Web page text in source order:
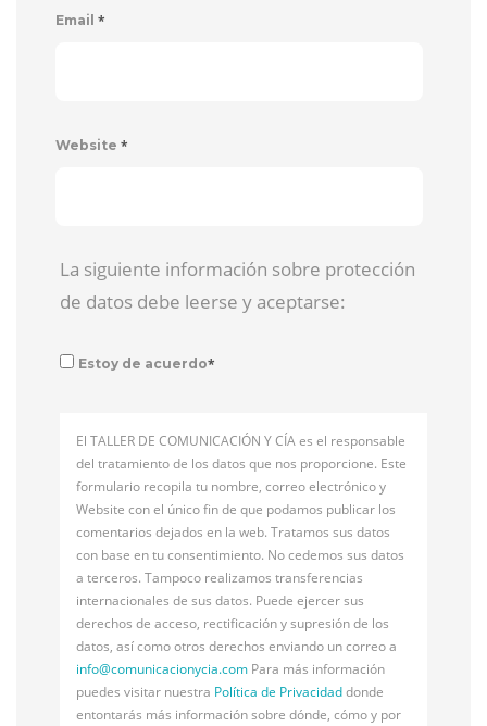
Email *
Website *
La siguiente información sobre protección
de datos debe leerse y aceptarse:
Estoy de acuerdo*
El TALLER DE COMUNICACIÓN Y CÍA es el responsable
del tratamiento de los datos que nos proporcione. Este
formulario recopila tu nombre, correo electrónico y
Website con el único fin de que podamos publicar los
comentarios dejados en la web. Tratamos sus datos
con base en tu consentimiento. No cedemos sus datos
a terceros. Tampoco realizamos transferencias
internacionales de sus datos. Puede ejercer sus
derechos de acceso, rectificación y supresión de los
datos, así como otros derechos enviando un correo a
info@comunicacionycia.com Para más información
puedes visitar nuestra Política de Privacidaddonde
entontarás más información sobre dónde, cómo y por